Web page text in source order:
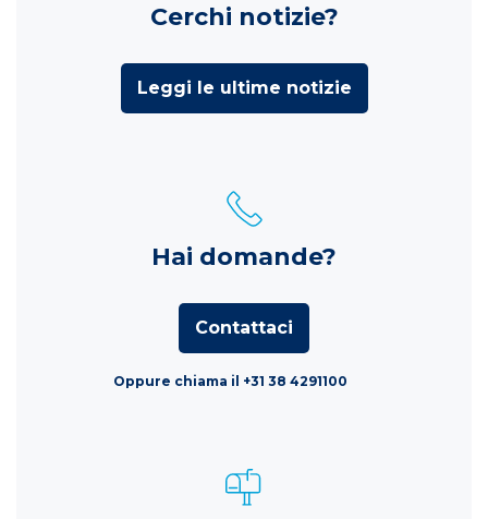
Cerchi notizie?
Leggi le ultime notizie
Hai domande?
Contattaci
Oppure chiama il +31 38 4291100